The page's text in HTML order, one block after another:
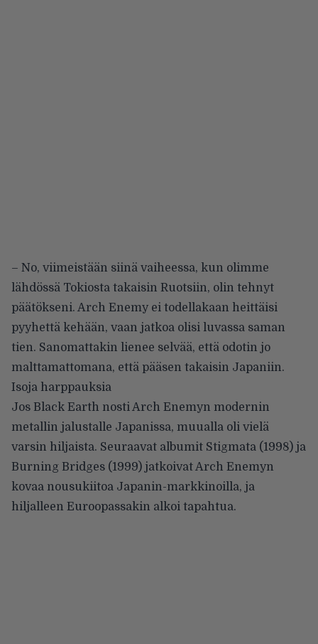
– No, viimeistään siinä vaiheessa, kun olimme
lähdössä Tokiosta takaisin Ruotsiin, olin tehnyt
päätökseni. Arch Enemy ei todellakaan heittäisi
pyyhettä kehään, vaan jatkoa olisi luvassa saman
tien. Sanomattakin lienee selvää, että odotin jo
malttamattomana, että pääsen takaisin Japaniin.
Isoja harppauksia
Jos Black Earth nosti Arch Enemyn modernin
metallin jalustalle Japanissa, muualla oli vielä
varsin hiljaista. Seuraavat albumit Stigmata (1998) ja
Burning Bridges (1999) jatkoivat Arch Enemyn
kovaa nousukiitoa Japanin-markkinoilla, ja
hiljalleen Euroopassakin alkoi tapahtua.